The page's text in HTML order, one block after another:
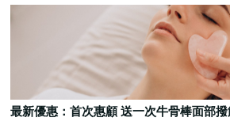
最新優惠：首次惠顧 送一次牛骨棒面部